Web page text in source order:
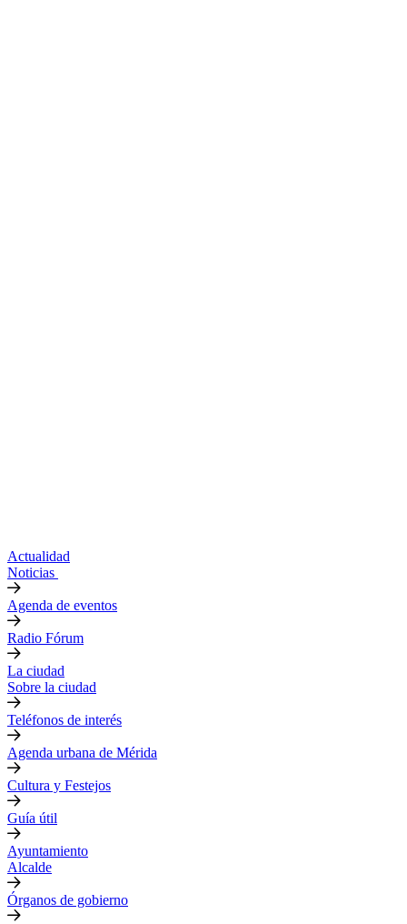
Actualidad
Noticias
Agenda de eventos
Radio Fórum
La ciudad
Sobre la ciudad
Teléfonos de interés
Agenda urbana de Mérida
Cultura y Festejos
Guía útil
Ayuntamiento
Alcalde
Órganos de gobierno